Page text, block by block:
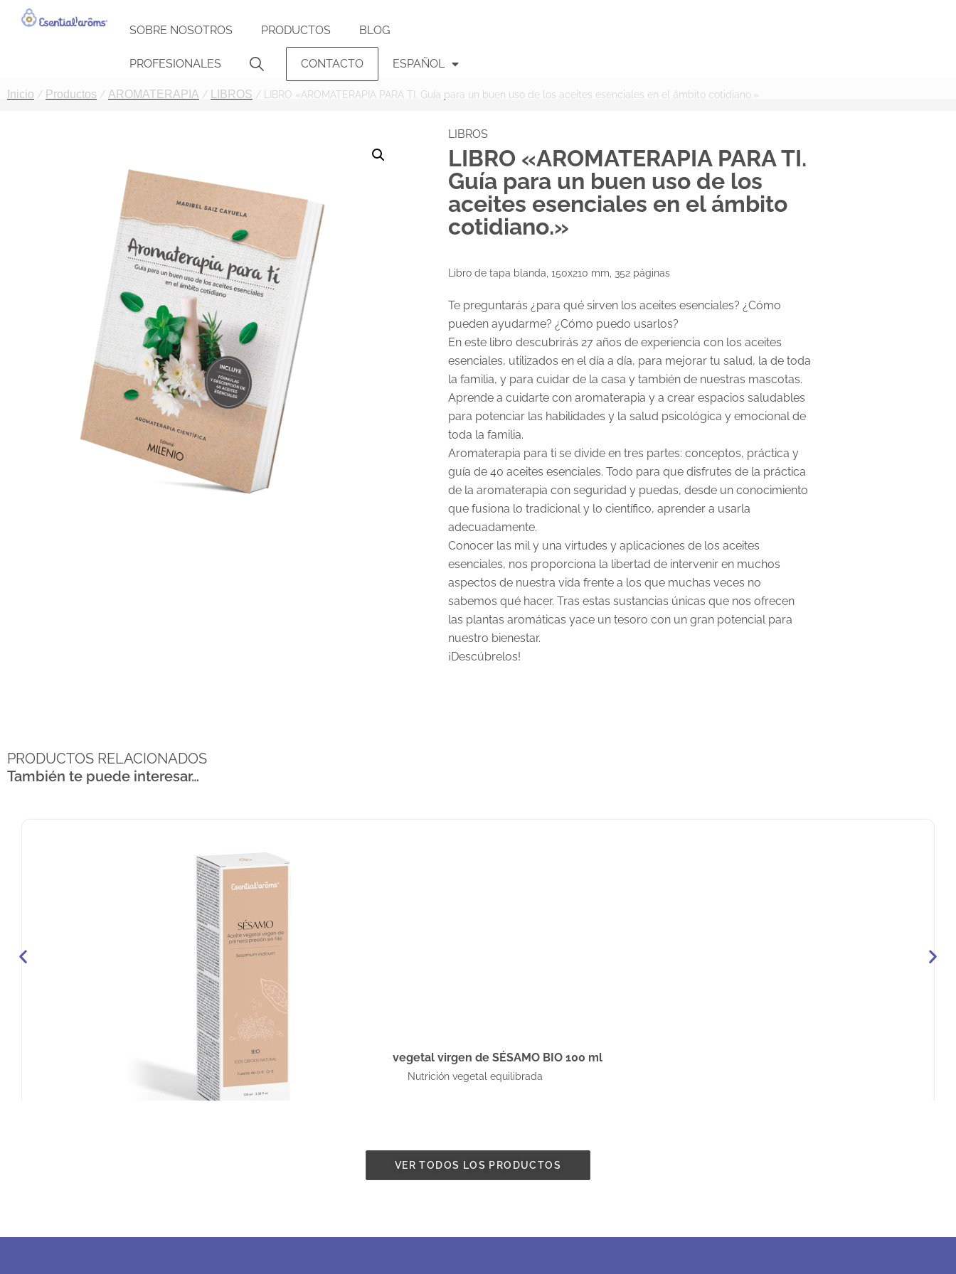
SOBRE NOSOTROS PRODUCTOS BLOG
PROFESIONALES CONTACTO ESPAÑOL
Inicio / Productos / AROMATERAPIA / LIBROS / LIBRO «AROMATERAPIA PARA TI. Guía para un buen uso de los aceites esenciales en el ámbito cotidiano.»
LIBROS
LIBRO «AROMATERAPIA PARA TI.
Guía para un buen uso de los
aceites esenciales en el ámbito
cotidiano.»
Libro de tapa blanda, 150x210 mm, 352 páginas
Te preguntarás ¿para qué sirven los aceites esenciales? ¿Cómo
pueden ayudarme? ¿Cómo puedo usarlos?
En este libro descubrirás 27 años de experiencia con los aceites
esenciales, utilizados en el día a día, para mejorar tu salud, la de toda
la familia, y para cuidar de la casa y también de nuestras mascotas.
Aprende a cuidarte con aromaterapia y a crear espacios saludables
para potenciar las habilidades y la salud psicológica y emocional de
toda la familia.
Aromaterapia para ti se divide en tres partes: conceptos, práctica y
guía de 40 aceites esenciales. Todo para que disfrutes de la práctica
de la aromaterapia con seguridad y puedas, desde un conocimiento
que fusiona lo tradicional y lo científico, aprender a usarla
adecuadamente.
Conocer las mil y una virtudes y aplicaciones de los aceites
esenciales, nos proporciona la libertad de intervenir en muchos
aspectos de nuestra vida frente a los que muchas veces no
sabemos qué hacer. Tras estas sustancias únicas que nos ofrecen
las plantas aromáticas yace un tesoro con un gran potencial para
nuestro bienestar.
¡Descúbrelos!
PRODUCTOS RELACIONADOS
También te puede interesar…
Aceite vegetal virgen de SÉSAMO BIO 100 ml
Nutrición vegetal equilibrada
VER TODOS LOS PRODUCTOS